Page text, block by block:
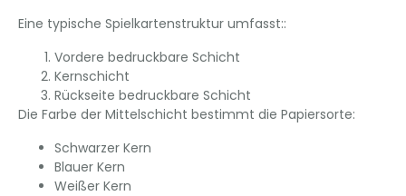
Eine typische Spielkartenstruktur umfasst::
Vordere bedruckbare Schicht
Kernschicht
Rückseite bedruckbare Schicht
Die Farbe der Mittelschicht bestimmt die Papiersorte:
Schwarzer Kern
Blauer Kern
Weißer Kern